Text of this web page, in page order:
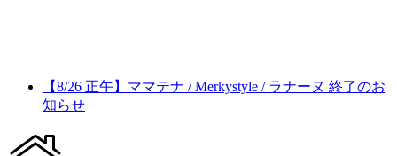
【8/26 正午】ママテナ / Merkystyle / ラナーヌ 終了のお
知らせ